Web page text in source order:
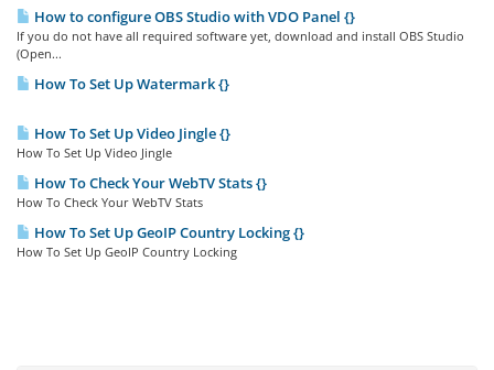
How to configure OBS Studio with VDO Panel {}
If you do not have all required software yet, download and install OBS Studio
(Open...
How To Set Up Watermark {}
How To Set Up Video Jingle {}
How To Set Up Video Jingle
How To Check Your WebTV Stats {}
How To Check Your WebTV Stats
How To Set Up GeoIP Country Locking {}
How To Set Up GeoIP Country Locking